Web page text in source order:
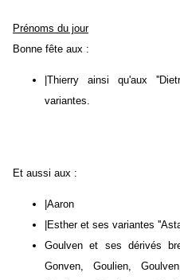
Prénoms du jour
Bonne fête aux :
|Thierry ainsi qu'aux
variantes.
Et aussi aux :
|Aaron
|Esther et ses variantes
Goulven et ses dérivés
Gonven, Goulien,